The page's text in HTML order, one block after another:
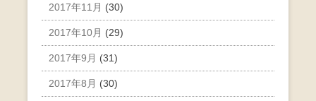
2017年11月 (30)
2017年10月 (29)
2017年9月 (31)
2017年8月 (30)